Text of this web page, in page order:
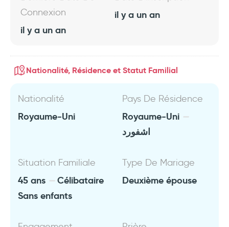
Connexion
il y a un an
il y a un an
Nationalité, Résidence et Statut Familial
Nationalité
Royaume-Uni
Pays De Résidence
Royaume-Uni
اشفورد
Situation Familiale
45 ans
Célibataire
Sans enfants
Type De Mariage
Deuxième épouse